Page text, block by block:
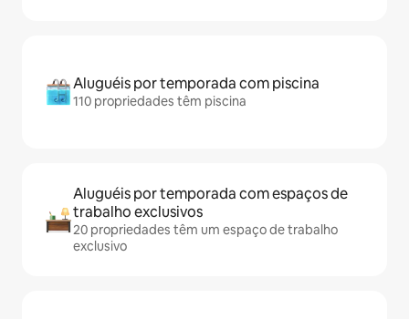
Aluguéis por temporada com piscina
110 propriedades têm piscina
Aluguéis por temporada com espaços de
trabalho exclusivos
20 propriedades têm um espaço de trabalho
exclusivo